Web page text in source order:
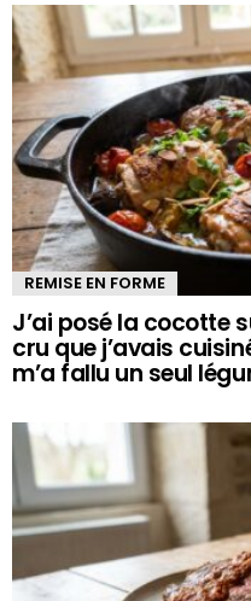
REMISE EN FORME
J’ai posé la cocotte
cru que j’avais
m’a fallu un seul